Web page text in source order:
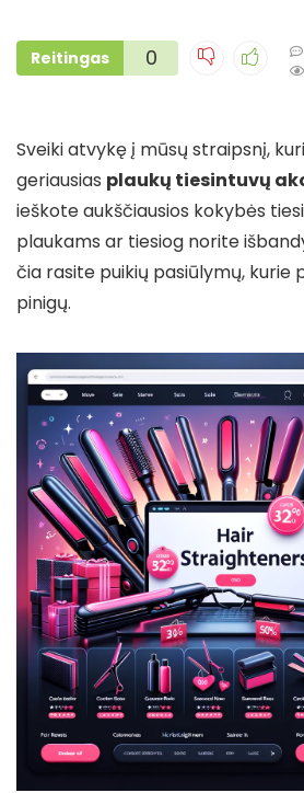
Reitingas 0
Sveiki atvykę į mūsų straipsnį,
geriausias plaukų tiesintuvų
ieškote aukščiausios kokybės
plaukams ar tiesiog norite
čia rasite puikių pasiūlymų, kurie
pinigų.